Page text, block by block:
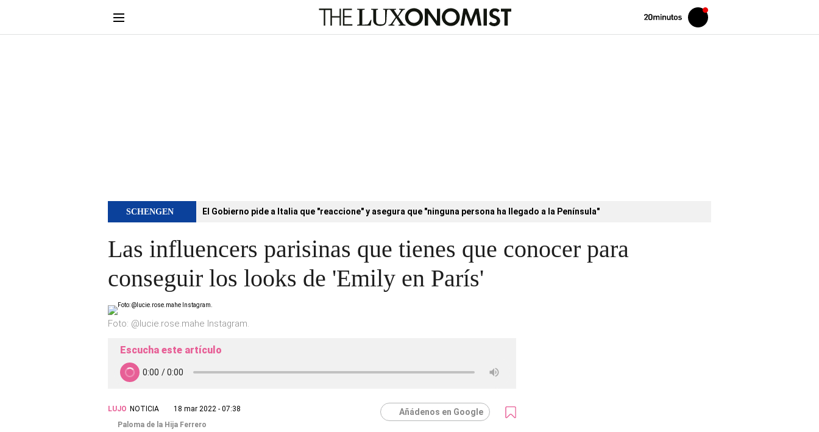
Volver
Iniciar
sesión
SCHENGEN El Gobierno pide a Italia que "reaccione" y asegura que "ninguna persona ha llegado a la Península"
Las influencers parisinas que tienes que conocer para
conseguir los looks de 'Emily en París'
Foto: @lucie.rose.mahe Instagram.
Escucha este artículo
LUJO NOTICIA
18 mar 2022 - 07:38
Paloma de la Hija Ferrero
Añádenos en Google